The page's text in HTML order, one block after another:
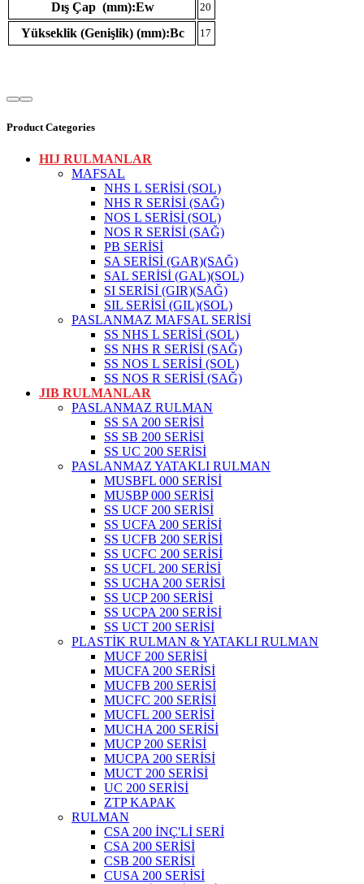
Dış Çap (mm):Ew 20
Yükseklik (Genişlik) (mm):Bc 17
Product Categories
HIJ RULMANLAR
MAFSAL
NHS L SERİSİ (SOL)
NHS R SERİSİ (SAĞ)
NOS L SERİSİ (SOL)
NOS R SERİSİ (SAĞ)
PB SERİSİ
SA SERİSİ (GAR)(SAĞ)
SAL SERİSİ (GAL)(SOL)
SI SERİSİ (GIR)(SAĞ)
SIL SERİSİ (GIL)(SOL)
PASLANMAZ MAFSAL SERİSİ
SS NHS L SERİSİ (SOL)
SS NHS R SERİSİ (SAĞ)
SS NOS L SERİSİ (SOL)
SS NOS R SERİSİ (SAĞ)
JIB RULMANLAR
PASLANMAZ RULMAN
SS SA 200 SERİSİ
SS SB 200 SERİSİ
SS UC 200 SERİSİ
PASLANMAZ YATAKLI RULMAN
MUSBFL 000 SERİSİ
MUSBP 000 SERİSİ
SS UCF 200 SERİSİ
SS UCFA 200 SERİSİ
SS UCFB 200 SERİSİ
SS UCFC 200 SERİSİ
SS UCFL 200 SERİSİ
SS UCHA 200 SERİSİ
SS UCP 200 SERİSİ
SS UCPA 200 SERİSİ
SS UCT 200 SERİSİ
PLASTİK RULMAN & YATAKLI RULMAN
MUCF 200 SERİSİ
MUCFA 200 SERİSİ
MUCFB 200 SERİSİ
MUCFC 200 SERİSİ
MUCFL 200 SERİSİ
MUCHA 200 SERİSİ
MUCP 200 SERİSİ
MUCPA 200 SERİSİ
MUCT 200 SERİSİ
UC 200 SERİSİ
ZTP KAPAK
RULMAN
CSA 200 İNÇ'Lİ SERİ
CSA 200 SERİSİ
CSB 200 SERİSİ
CUSA 200 SERİSİ